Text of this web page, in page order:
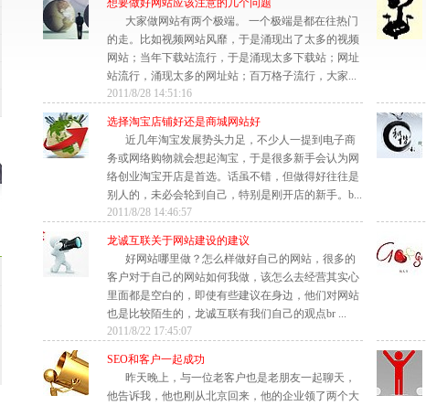
想要做好网站应该注意的几个问题
大家做网站有两个极端。 一个极端是都在往热门
的走。比如视频网站风靡，于是涌现出了太多的视频
网站；当年下载站流行，于是涌现太多下载站；网址
站流行，涌现太多的网址站；百万格子流行，大家...
2011/8/28 14:51:16
选择淘宝店铺好还是商城网站好
近几年淘宝发展势头力足，不少人一提到电子商
务或网络购物就会想起淘宝，于是很多新手会认为网
络创业淘宝开店是首选。话虽不错，但做得好往往是
别人的，未必会轮到自己，特别是刚开店的新手。b...
2011/8/28 14:46:57
龙诚互联关于网站建设的建议
好网站哪里做？怎么样做好自己的网站，很多的
客户对于自己的网站如何我做，该怎么去经营其实心
里面都是空白的，即使有些建议在身边，他们对网站
也是比较陌生的，龙诚互联有我们自己的观点br ...
2011/8/22 17:45:07
SEO和客户一起成功
昨天晚上，与一位老客户也是老朋友一起聊天，
他告诉我，他也刚从北京回来，他的企业领了两个大